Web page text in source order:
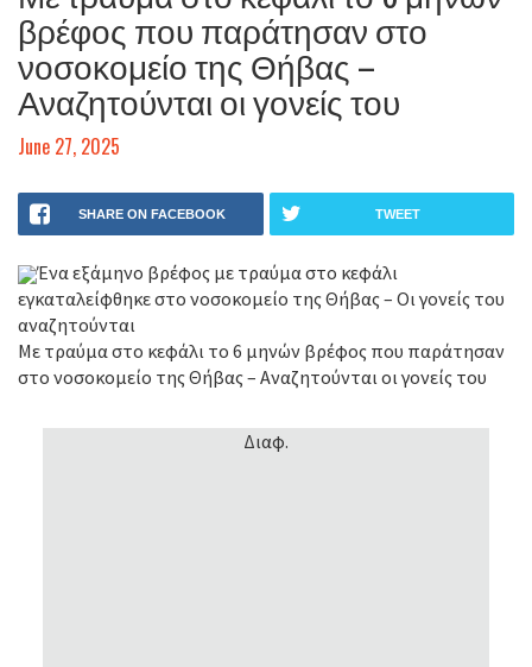
βρέφος που παράτησαν στο
νοσοκομείο της Θήβας –
Αναζητούνται οι γονείς του
June 27, 2025
SHARE ON FACEBOOK TWEET
Ένα εξάμηνο βρέφος με τραύμα στο κεφάλι
εγκαταλείφθηκε στο νοσοκομείο της Θήβας – Οι γονείς του
αναζητούνται
Με τραύμα στο κεφάλι το 6 μηνών βρέφος που παράτησαν
στο νοσοκομείο της Θήβας – Αναζητούνται οι γονείς του
Διαφ.